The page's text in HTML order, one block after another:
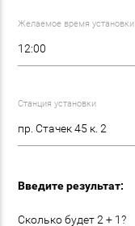
Желаемое время установки
Станция установки
Введите результат:
Сколько будет 2 + 1?